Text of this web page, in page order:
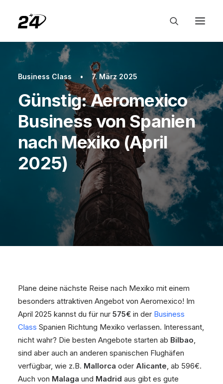
Business Class • 7. März 2025
Günstig: Aeromexico
Business von Spanien
nach Mexiko (April
2025)
Plane deine nächste Reise nach Mexiko mit einem
besonders attraktiven Angebot von Aeromexico! Im
April 2025 kannst du für nur 575€ in der Business
Class Spanien Richtung Mexiko verlassen. Interessant,
nicht wahr? Die besten Angebote starten ab Bilbao,
sind aber auch an anderen spanischen Flughäfen
verfügbar, wie z.B. Mallorca oder Alicante, ab 596€.
Auch von Malaga und Madrid aus gibt es gute